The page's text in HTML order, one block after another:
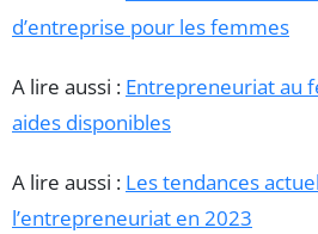
d’entreprise pour les femmes
A lire aussi : Entrepreneuriat au
aides disponibles
A lire aussi : Les tendances
l’entrepreneuriat en 2023